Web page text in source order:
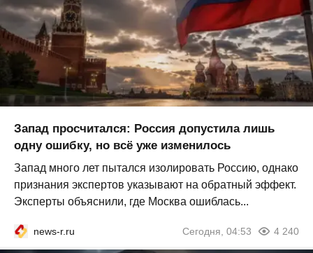
Запад просчитался: Россия допустила лишь
одну ошибку, но всё уже изменилось
Запад много лет пытался изолировать Россию, однако
признания экспертов указывают на обратный эффект.
Эксперты объяснили, где Москва ошиблась...
news-r.ru Сегодня, 04:53 4 240